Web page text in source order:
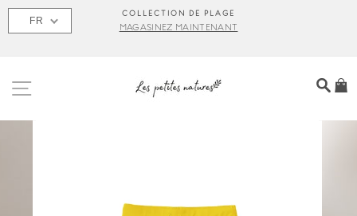
Passer
COLLECTION DE PLAGE
MAGASINEZ MAINTENANT
FR